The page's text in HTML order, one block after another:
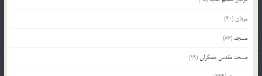
مردان(40)
مسجد(87)
مسجد مقدس جمکران(19)